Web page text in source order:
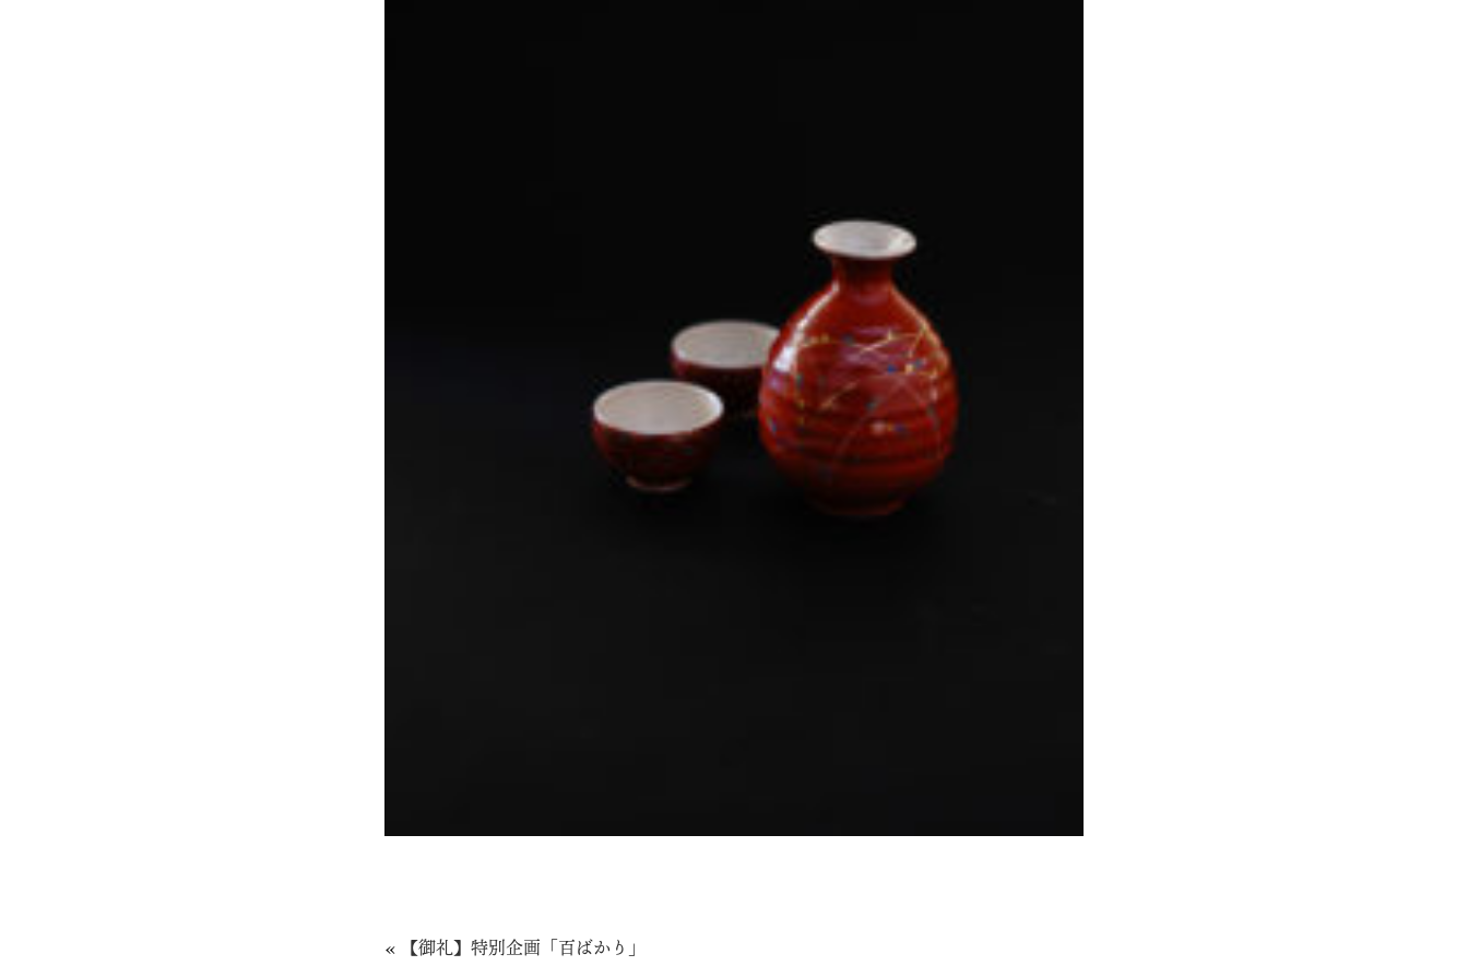
« 【御礼】特別企画「百ばかり」